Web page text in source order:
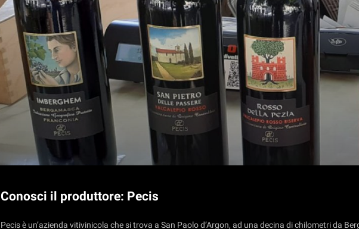
Conosci il produttore: Pecis
Pecis è un’azienda vitivinicola che si trova a San Paolo d’Argon, ad una decina di chilometri da